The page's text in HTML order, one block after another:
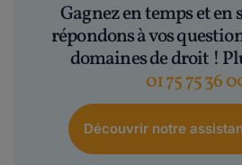
Gagnez en temps et en
répondons à vos
domaines de droit !
01 75 75 36
Découvrir notre